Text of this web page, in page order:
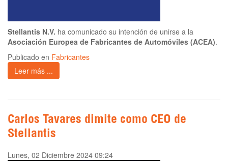
Stellantis N.V. ha comunicado su intención de unirse a la
Asociación Europea de Fabricantes de Automóviles (ACEA).
Publicado en Fabricantes
Leer más ...
Carlos Tavares dimite como CEO de
Stellantis
Lunes, 02 Diciembre 2024 09:24